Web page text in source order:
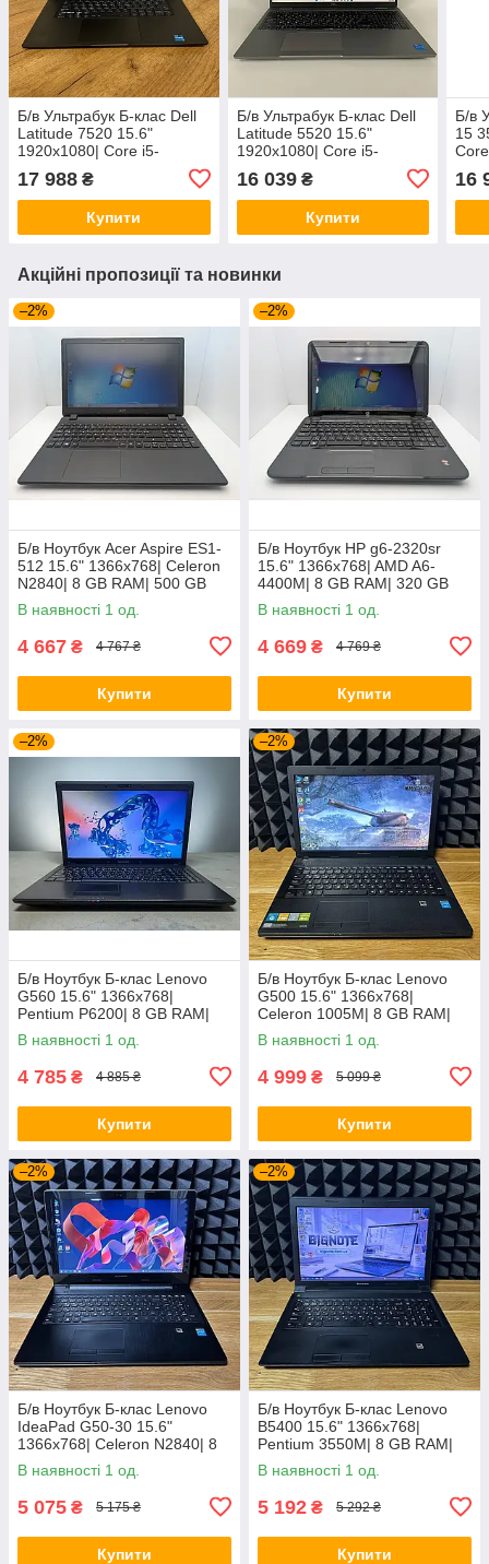
Б/в Ультрабук Б-клас Dell
Latitude 7520 15.6"
1920x1080| Core i5-
GB SSD| Iris Xe
17 988 ₴
Купити
Б/в Ультрабук Б-клас Dell
Latitude 5520 15.6"
1920x1080| Core i5-
1135G7| 16 GB RAM| 256
GB SSD| Iris Xe
16 039₴
Купити
Б/в
15
16
Акційні пропозиції та новинки
–2%
Б/в Ноутбук Acer Aspire ES1-
512 15.6" 1366x768| Celeron
N2840| 8 GB RAM| 500 GB
HDD| HD
В наявності 1 од.
4 667 ₴ 4 767 ₴
Купити
–2%
Б/в Ноутбук HP g6-2320sr
15.6" 1366x768| AMD A6-
4400M| 8 GB RAM| 320 GB
HDD| Radeon HD 7520G
В наявності 1 од.
4 669 ₴ 4 769 ₴
Купити
–2%
Б/в Ноутбук Б-клас Lenovo
G560 15.6" 1366x768|
Pentium P6200| 8 GB RAM|
120 GB SSD| HD
В наявності 1 од.
4 785 ₴ 4 885 ₴
Купити
–2%
Б/в Ноутбук Б-клас Lenovo
G500 15.6" 1366x768|
Celeron 1005M| 8 GB RAM|
128 GB SSD| HD
В наявності 1 од.
4 999 ₴ 5 099 ₴
Купити
–2%
Б/в Ноутбук Б-клас Lenovo
IdeaPad G50-30 15.6"
1366x768| Celeron N2840| 8
GB RAM| 128 GB SSD| HD
В наявності 1 од.
5 075 ₴ 5 175 ₴
Купити
–2%
Б/в Ноутбук Б-клас Lenovo
B5400 15.6" 1366x768|
Pentium 3550M| 8 GB RAM|
128 GB SSD| HD
В наявності 1 од.
5 192 ₴ 5 292 ₴
Купити